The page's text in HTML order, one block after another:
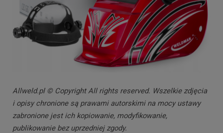
Allweld.pl © Copyright All rights reserved. Wszelkie zdjęcia
i opisy chronione są prawami autorskimi na mocy ustawy
zabronione jest ich kopiowanie, modyfikowanie,
publikowanie bez uprzedniej zgody.